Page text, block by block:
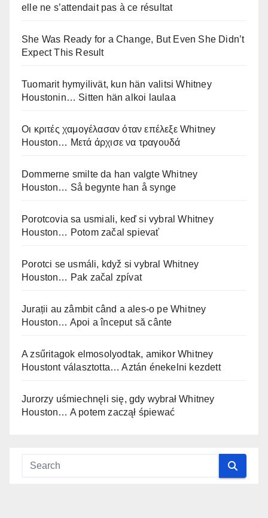
elle ne s’attendait pas à ce résultat
She Was Ready for a Change, But Even She Didn’t
Expect This Result
Tuomarit hymyilivät, kun hän valitsi Whitney
Houstonin… Sitten hän alkoi laulaa
Οι κριτές χαμογέλασαν όταν επέλεξε Whitney
Houston… Μετά άρχισε να τραγουδά
Dommerne smilte da han valgte Whitney
Houston… Så begynte han å synge
Porotcovia sa usmiali, keď si vybral Whitney
Houston… Potom začal spievať
Porotci se usmáli, když si vybral Whitney
Houston… Pak začal zpívat
Jurații au zâmbit când a ales-o pe Whitney
Houston… Apoi a început să cânte
A zsűritagok elmosolyodtak, amikor Whitney
Houstont választotta… Aztán énekelni kezdett
Jurorzy uśmiechnęli się, gdy wybrał Whitney
Houston… A potem zaczął śpiewać